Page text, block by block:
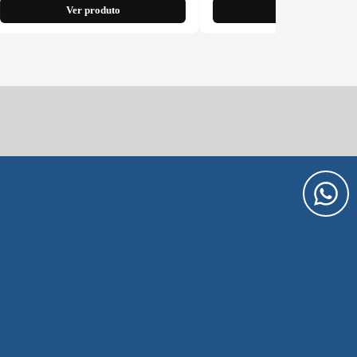
Ver produto